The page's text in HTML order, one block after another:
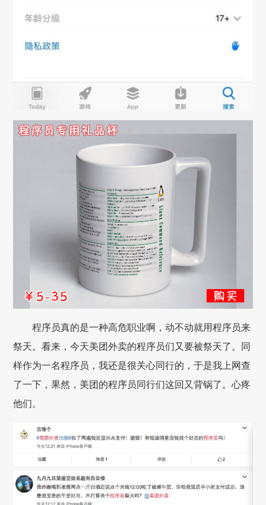
程序员真的是一种高危职业啊，动不动就用程序员来
祭天。看来，今天美团外卖的程序员们又要被祭天了。同
样作为一名程序员，我还是很关心同行的，于是我上网查
了一下，果然，美团的程序员同行们这回又背锅了。心疼
他们。